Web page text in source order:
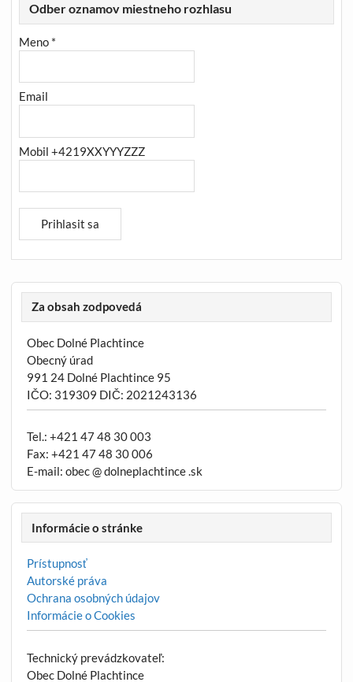
Odber oznamov miestneho rozhlasu
Meno *
Email
Mobil +4219XXYYYZZZ
Za obsah zodpovedá
Obec Dolné Plachtince
Obecný úrad
991 24 Dolné Plachtince 95
IČO: 319309 DIČ: 2021243136
Tel.: +421 47 48 30 003
Fax: +421 47 48 30 006
E-mail: obec @ dolneplachtince .sk
Informácie o stránke
Prístupnosť
Autorské práva
Ochrana osobných údajov
Informácie o Cookies
Technický prevádzkovateľ:
Obec Dolné Plachtince